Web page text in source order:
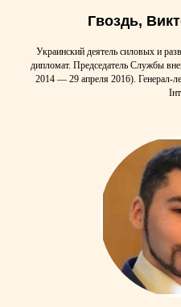
Гвоздь,
Украинский деятель силовых и
дипломат. Председатель Службы
2014 — 29 апреля 2016). Генерал-